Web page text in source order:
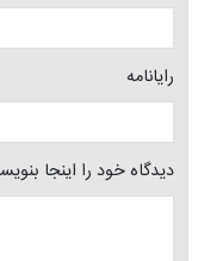
رایانامه
دیدگاه خود را اینجا